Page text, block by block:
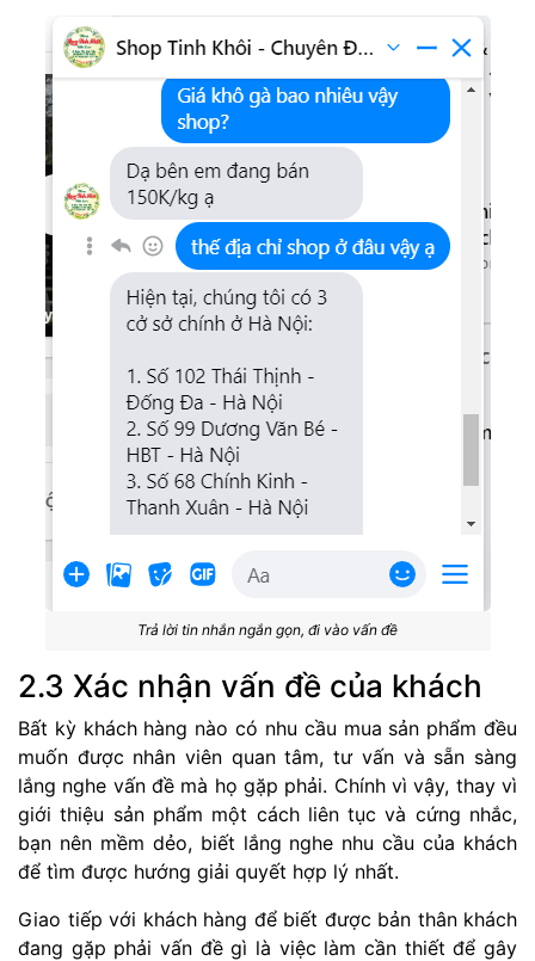
Trả lời tin nhắn ngắn gọn, đi vào vấn đề
2.3 Xác nhận vấn đề của khách
Bất kỳ khách hàng nào có nhu cầu mua sản phẩm đều
muốn được nhân viên quan tâm, tư vấn và sẵn sàng
lắng nghe vấn đề mà họ gặp phải. Chính vì vậy, thay vì
giới thiệu sản phẩm một cách liên tục và cứng nhắc,
bạn nên mềm dẻo, biết lắng nghe nhu cầu của khách
để tìm được hướng giải quyết hợp lý nhất.
Giao tiếp với khách hàng để biết được bản thân khách
đang gặp phải vấn đề gì là việc làm cần thiết để gây